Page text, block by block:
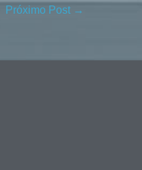
Próximo Post →